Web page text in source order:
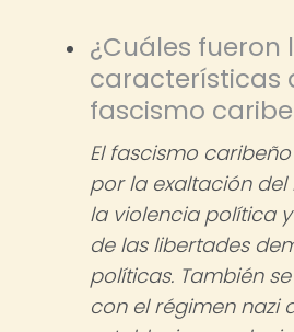
¿Cuáles fueron
características
fascismo
El fascismo
por la exaltación del
la violencia política
de las libertades
políticas. También
con el régimen nazi